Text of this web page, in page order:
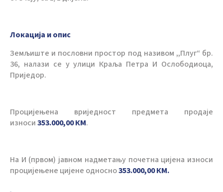
Локација и опис
Земљиште и пословни простор под називом ,,Плуг“ бр.
36, налази се у улици Краља Петра И Ослободиоца,
Приједор.
Процијењена вриједност предмета продаје
износи353.000,00 КМ.
На И (првом) јавном надметању почетна цијена износи
процијењене цијене односно353.000,00 КМ.